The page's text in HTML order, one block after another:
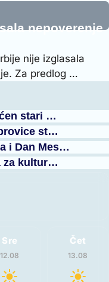
nepoverenje
nije izglasala
Za predlog …
stari …
st…
i Dan Mes…
za kultur…
Sre
12.08
Čet
13.08